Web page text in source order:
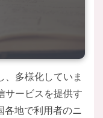
多様化していま
サービスを提供す
各地で利用者のニ